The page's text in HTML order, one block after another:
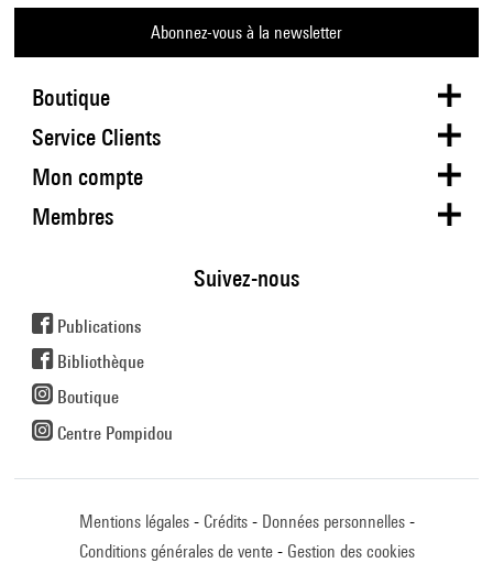
Boutique
Abonnez-vous à la newsletter
Service Clients
Mon compte
Membres
Suivez-nous
Publications
Bibliothèque
Boutique
Centre Pompidou
Mentions légales Crédits
Données personnelles
Conditions générales de vente
Gestion des cookies